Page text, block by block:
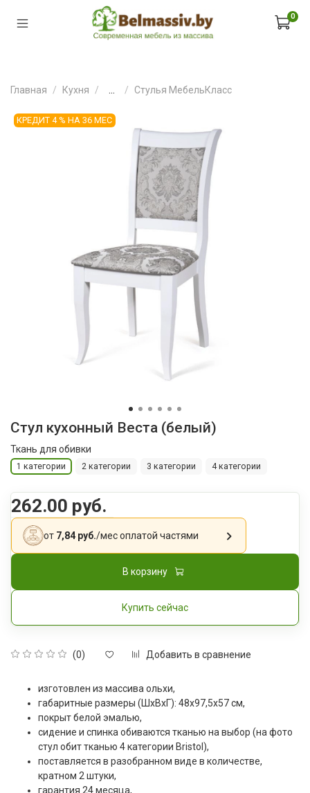
0
Главная Кухня Стулья МебельКласс
КРЕДИТ 4 % НА 36 МЕС
Стул кухонный Веста (белый)
(0) Добавить в сравнение
Ткань для обивки
1 категории 2 категории 3 категории 4 категории
262.00 руб.
от 7,84 руб./месоплатой частями
В корзину
Купить сейчас
изготовлен из массива ольхи,
габаритные размеры (ШxВxГ): 48х97,5х57 см,
покрыт белой эмалью,
сидение и спинка обиваются тканью на выбор (на фото
стул обит тканью 4 категории Bristol),
поставляется в разобранном виде в количестве,
кратном 2 штуки,
гарантия 24 месяца,